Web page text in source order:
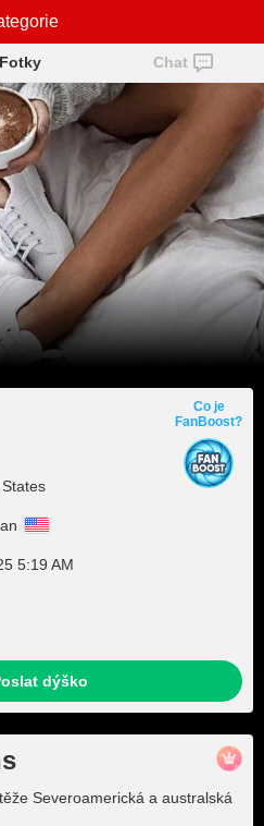
Fotky Chat
5:19 AM
Co je
FanBoost?
dýško
Severoamerická a australská